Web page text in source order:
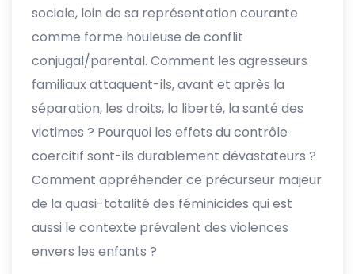
sociale, loin de sa représentation courante
comme forme houleuse de conflit
conjugal/parental. Comment les agresseurs
familiaux attaquent-ils, avant et après la
séparation, les droits, la liberté, la santé des
victimes ? Pourquoi les effets du contrôle
coercitif sont-ils durablement dévastateurs ?
Comment appréhender ce précurseur majeur
de la quasi-totalité des féminicides qui est
aussi le contexte prévalent des violences
envers les enfants ?